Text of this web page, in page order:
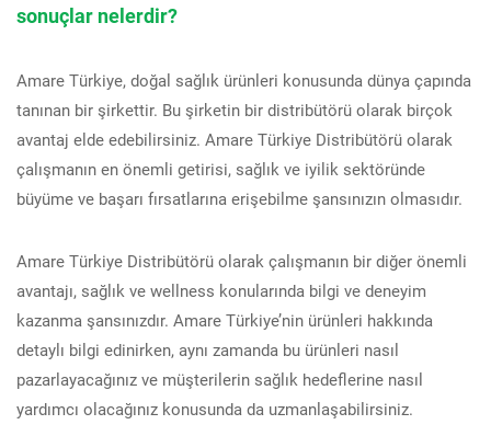
sonuçlar nelerdir?
Amare Türkiye, doğal sağlık ürünleri konusunda dünya çapında
tanınan bir şirkettir. Bu şirketin bir distribütörü olarak birçok
avantaj elde edebilirsiniz. Amare Türkiye Distribütörü olarak
çalışmanın en önemli getirisi, sağlık ve iyilik sektöründe
büyüme ve başarı fırsatlarına erişebilme şansınızın olmasıdır.
Amare Türkiye Distribütörü olarak çalışmanın bir diğer önemli
avantajı, sağlık ve wellness konularında bilgi ve deneyim
kazanma şansınızdır. Amare Türkiye’nin ürünleri hakkında
detaylı bilgi edinirken, aynı zamanda bu ürünleri nasıl
pazarlayacağınız ve müşterilerin sağlık hedeflerine nasıl
yardımcı olacağınız konusunda da uzmanlaşabilirsiniz.